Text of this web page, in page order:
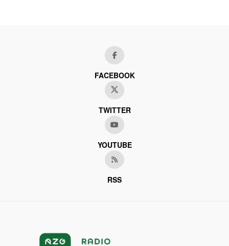
FACEBOOK
TWITTER
YOUTUBE
RSS